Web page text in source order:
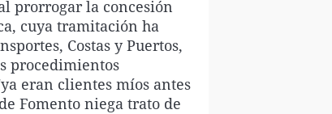
prorrogar la concesión
cuya tramitación ha
Costas y Puertos,
procedimientos
eran clientes míos antes
Fomento niega trato de